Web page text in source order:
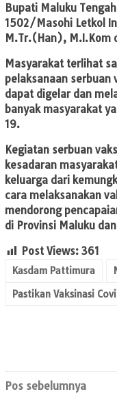
Bupati Maluku
1502/Masohi Letkol
M.Tr.(Han), M.I.Kom
Masyarakat terlihat
pelaksanaan serbuan
dapat digelar dan
banyak masyarakat
19.
Kegiatan serbuan
kesadaran
keluarga dari
cara melaksanakan
mendorong
di Provinsi Maluku
Post Views: 361
Kasdam Pattimura
Pastikan Vaksinasi
Navigasi
Pos sebelumnya